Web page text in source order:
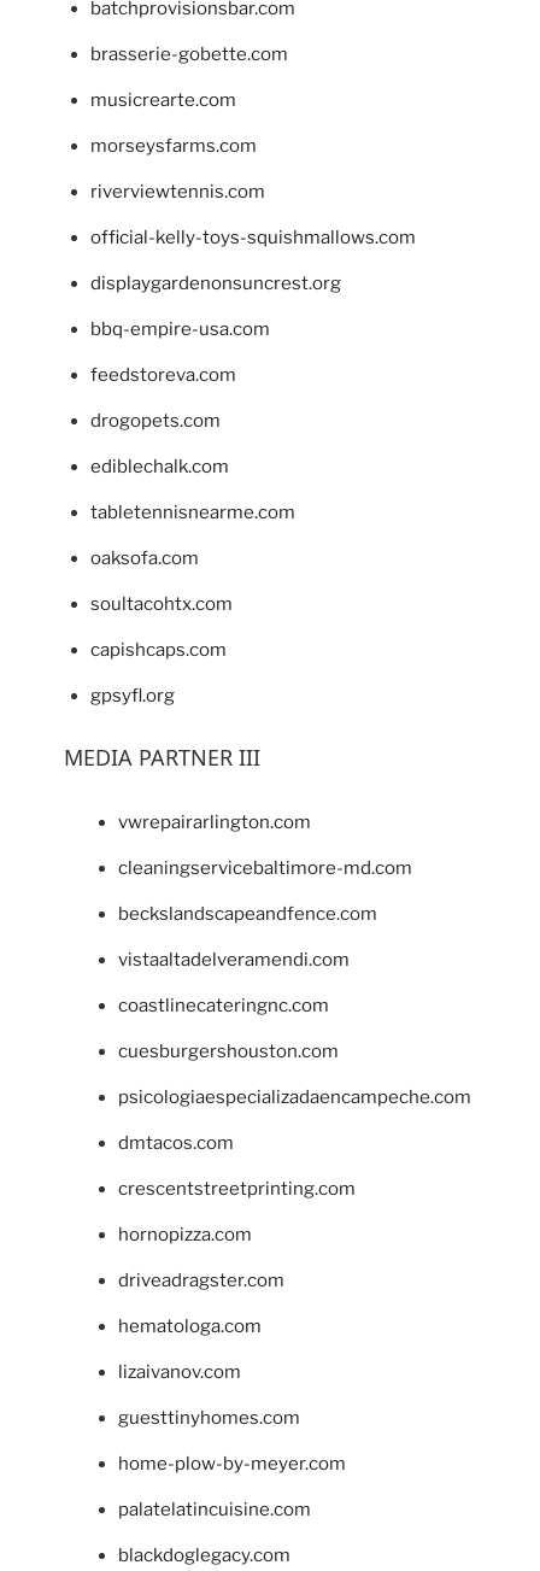
batchprovisionsbar.com
brasserie-gobette.com
musicrearte.com
morseysfarms.com
riverviewtennis.com
official-kelly-toys-squishmallows.com
displaygardenonsuncrest.org
bbq-empire-usa.com
feedstoreva.com
drogopets.com
ediblechalk.com
tabletennisnearme.com
oaksofa.com
soultacohtx.com
capishcaps.com
gpsyfl.org
MEDIA PARTNER III
vwrepairarlington.com
cleaningservicebaltimore-md.com
beckslandscapeandfence.com
vistaaltadelveramendi.com
coastlinecateringnc.com
cuesburgershouston.com
psicologiaespecializadaencampeche.com
dmtacos.com
crescentstreetprinting.com
hornopizza.com
driveadragster.com
hematologa.com
lizaivanov.com
guesttinyhomes.com
home-plow-by-meyer.com
palatelatincuisine.com
blackdoglegacy.com